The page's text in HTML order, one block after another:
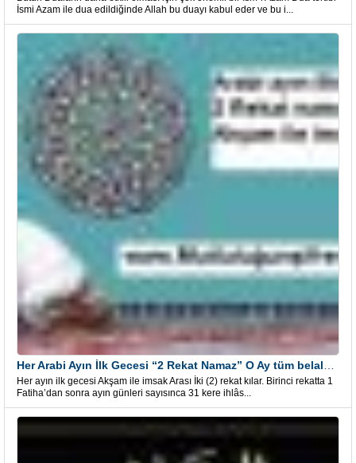
İsmi Azam ile dua edildiğinde Allah bu duayı kabul eder ve bu i...
Her ayın ilk gecesi Akşam ile imsak Arası İki (2) rekat kılar. Birinci rekatta 1
Fatiha’dan sonra ayın günleri sayısınca 31 kere ihlâs...